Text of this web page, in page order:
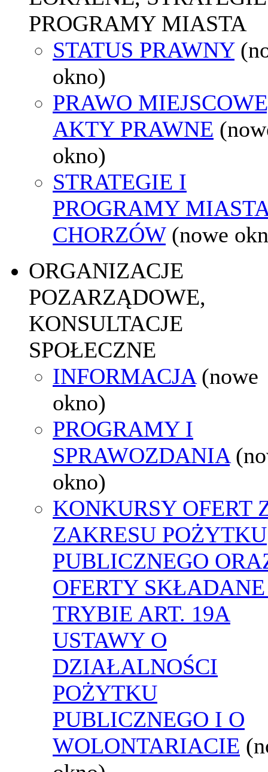
PROGRAMY MIASTA
STATUS PRAWNY
okno)
PRAWO
AKTY PRAWNE
okno)
STRATEGIE I
PROGRAMY
CHORZÓW (nowe
ORGANIZACJE
POZARZĄDOWE,
KONSULTACJE
SPOŁECZNE
INFORMACJA (nowe
okno)
PROGRAMY I
SPRAWOZDANIA
okno)
KONKURSY OFERT
ZAKRESU POŻYTKU
PUBLICZNEGO
OFERTY
TRYBIE ART. 19A
USTAWY O
DZIAŁALNOŚCI
POŻYTKU
PUBLICZNEGO I O
WOLONTARIACIE